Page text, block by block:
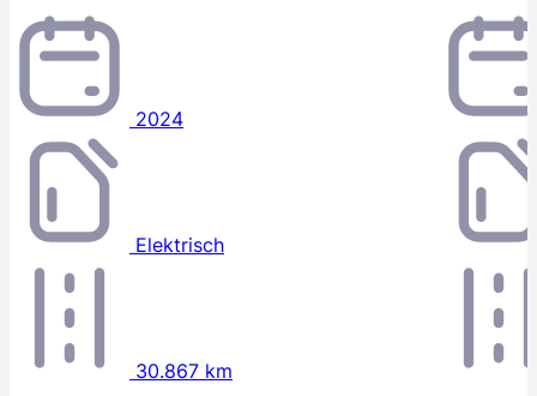
2024
Elektrisch
30.867 km